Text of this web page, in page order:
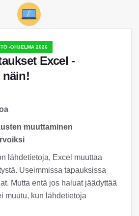
-OHJELMA 2026
Excel -
näin!
muuttaminen
lähdetietoja, Excel muuttaa
Useimmissa tapauksissa
Mutta entä jos haluat jäädyttää
muutu, kun lähdetietoja